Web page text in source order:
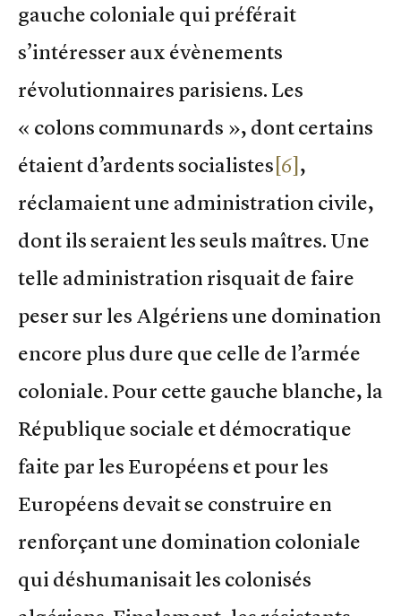
gauche coloniale qui préférait
s’intéresser aux évènements
révolutionnaires parisiens. Les
« colons communards », dont certains
étaient d’ardents socialistes[6],
réclamaient une administration civile,
dont ils seraient les seuls maîtres. Une
telle administration risquait de faire
peser sur les Algériens une domination
encore plus dure que celle de l’armée
coloniale. Pour cette gauche blanche, la
République sociale et démocratique
faite par les Européens et pour les
Européens devait se construire en
renforçant une domination coloniale
qui déshumanisait les colonisés